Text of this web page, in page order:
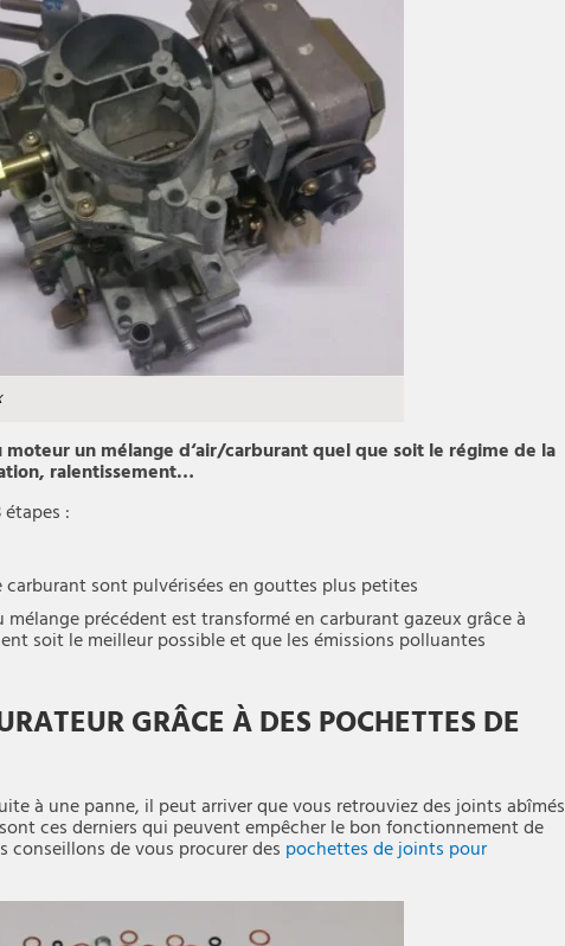
un mélange d‘air/carburant quel que soit le régime de la
ralentissement…
:
carburant sont pulvérisées en gouttes plus petites
mélange précédent est transformé en carburant gazeux grâce à
soit le meilleur possible et que les émissions polluantes
GRÂCE À DES POCHETTES DE
à une panne, il peut arriver que vous retrouviez des joints abîmés
ces derniers qui peuvent empêcher le bon fonctionnement de
conseillons de vous procurer des pochettes de joints pour